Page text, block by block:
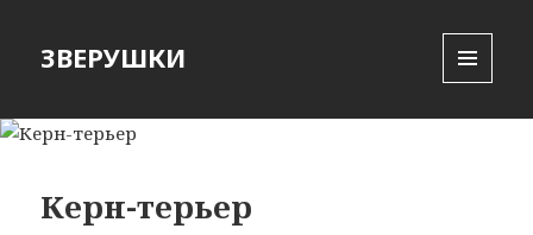
ЗВЕРУШКИ
Керн-терьер